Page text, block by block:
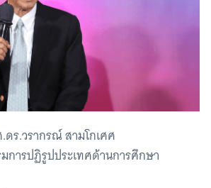
ดร.วรากรณ์ สามโกเศศ
การปฏิรูปประเทศด้านการศึกษา